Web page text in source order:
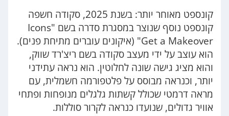
קונספט מאוחר יותר: בשנת 2025, סקודה חשפה
קונספט נוסף שנוצר במסגרת סדרה בשם "Icons
Get a Makeover" (איקונים עוברים מתיחת פנים).
הוא עוצב על ידי מעצב סקודה בשם ריצ'רד שווק,
והוא מציג גישה שונה לחלוטין. הוא נראה עתידני
יותר, וכנראה מבוסס על פלטפורמה חשמלית, עם
מראה דרמטי שכולל קשתות גלגלים מנופחות ופתחי
אוויר גדולים, שנועדו כנראה לקרור סוללות.